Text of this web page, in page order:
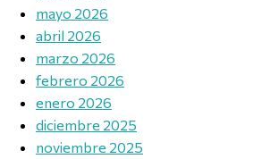
mayo 2026
abril 2026
marzo 2026
febrero 2026
enero 2026
diciembre 2025
noviembre 2025